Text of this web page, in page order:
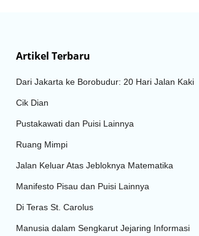
Artikel Terbaru
Dari Jakarta ke Borobudur: 20 Hari Jalan Kaki
Cik Dian
Pustakawati dan Puisi Lainnya
Ruang Mimpi
Jalan Keluar Atas Jebloknya Matematika
Manifesto Pisau dan Puisi Lainnya
Di Teras St. Carolus
Manusia dalam Sengkarut Jejaring Informasi